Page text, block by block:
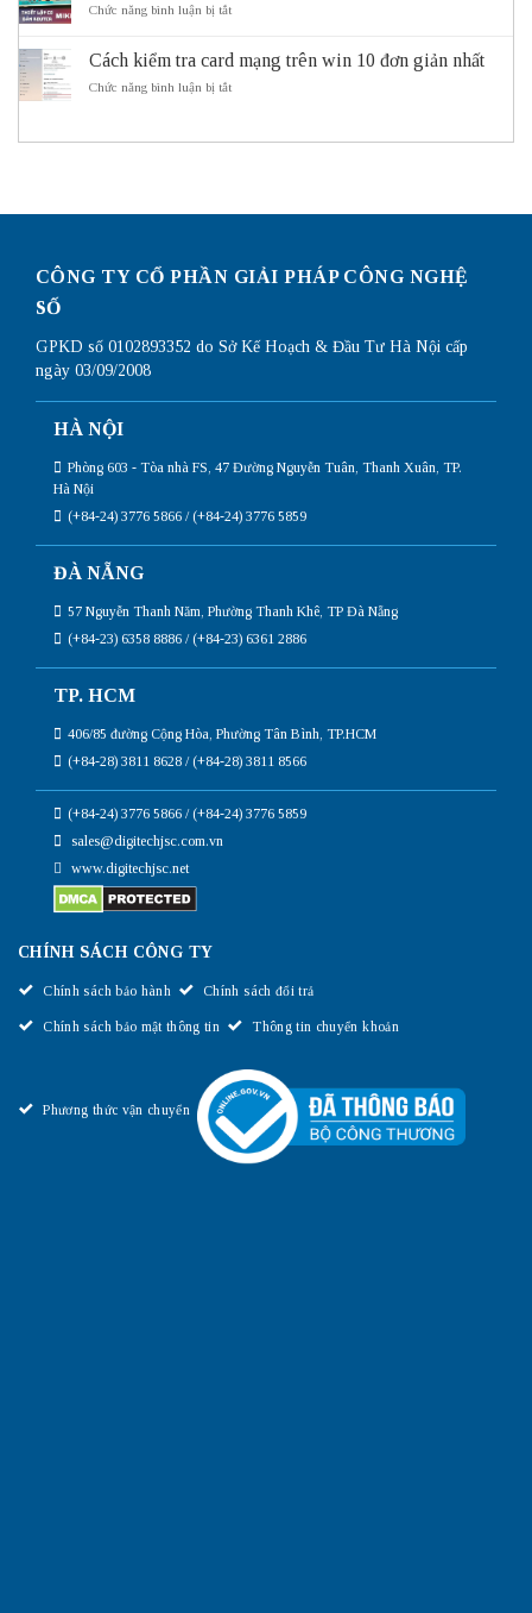
thông
ITS
động
sử
dụng
Subnetting
Chức năng bình luận bị tắtở
cấu
Cách kiểm tra card mạng trên win 10 đơn giản nhất
Chức năng bình luận bị tắtở
tra
nhất
CÔNG TY CỔ PHẦN GIẢI PHÁP CÔNG NGHỆ
SỐ
GPKD số 0102893352 do Sở Kế Hoạch & Đầu Tư Hà Nội cấp
ngày 03/09/2008
HÀ NỘI
Phòng 603 - Tòa nhà FS, 47 Đường Nguyễn Tuân, Thanh Xuân, TP.
Hà Nội
(+84-24) 3776 5866 / (+84-24) 3776 5859
ĐÀ NẴNG
57 Nguyễn Thanh Năm, Phường Thanh Khê, TP Đà Nẵng
(+84-23) 6358 8886 / (+84-23) 6361 2886
TP. HCM
406/85 đường Cộng Hòa, Phường Tân Bình, TP.HCM
(+84-28) 3811 8628 / (+84-28) 3811 8566
(+84-24) 3776 5866 / (+84-24) 3776 5859
sales@digitechjsc.com.vn
www.digitechjsc.net
CHÍNH SÁCH CÔNG TY
Chính sách bảo hành Chính sách đổi trả
Chính sách bảo mật thông tin Thông tin chuyển khoản
Phương thức vận chuyển